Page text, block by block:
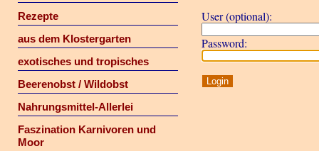
Rezepte
aus dem Klostergarten
exotisches und tropisches
Beerenobst / Wildobst
Nahrungsmittel-Allerlei
Faszination Karnivoren und
Moor
User (optional):
Password: